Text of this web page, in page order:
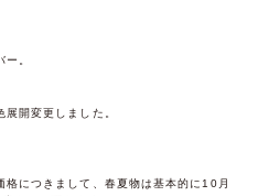
。
開変更しました。
につきまして、春夏物は基本的に10月